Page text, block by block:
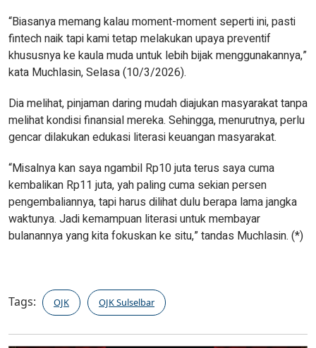
“Biasanya memang kalau moment-moment seperti ini, pasti
fintech naik tapi kami tetap melakukan upaya preventif
khususnya ke kaula muda untuk lebih bijak menggunakannya,”
kata Muchlasin, Selasa (10/3/2026).
Dia melihat, pinjaman daring mudah diajukan masyarakat tanpa
melihat kondisi finansial mereka. Sehingga, menurutnya, perlu
gencar dilakukan edukasi literasi keuangan masyarakat.
“Misalnya kan saya ngambil Rp10 juta terus saya cuma
kembalikan Rp11 juta, yah paling cuma sekian persen
pengembaliannya, tapi harus dilihat dulu berapa lama jangka
waktunya. Jadi kemampuan literasi untuk membayar
bulanannya yang kita fokuskan ke situ,” tandas Muchlasin. (*)
Tags: OJK OJK Sulselbar